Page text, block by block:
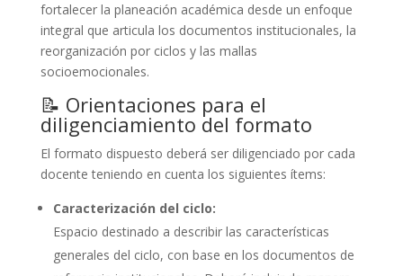
fortalecer la planeación académica desde un enfoque
integral que articula los documentos institucionales, la
reorganización por ciclos y las mallas
socioemocionales.
📝 Orientaciones para el
diligenciamiento del formato
El formato dispuesto deberá ser diligenciado por cada
docente teniendo en cuenta los siguientes ítems:
Caracterización del ciclo:
Espacio destinado a describir las características
generales del ciclo, con base en los documentos de